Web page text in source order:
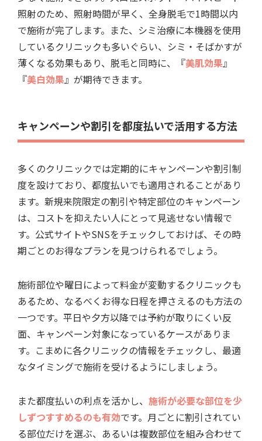
照射のため、照射時間が早く、全身脱毛で1時間以内
で施術が完了します。また、シミ治療に本機器を使用
しているクリニックも多いぐらい、シミ・そばかすが
薄くなる効果もあり、脱毛と同時に、『美肌効果』
『美白効果』が期待できます。
キャンペーンや割引を都度払いで活用する方法
多くのクリニックでは定期的にキャンペーンや割引制
度を設けており、都度払いでも適用されることがあり
ます。新規来院限定の割引や特定部位のキャンペーン
は、コストを抑えたい人にとって見逃せない情報で
す。公式サイトやSNSをチェックしておけば、その時
期ごとのお得なプランを見つけられるでしょう。
施術部位や曜日によって料金が変動するクリニックも
あるため、なるべくお得な日程を押さえるのも方法の
一つです。平日や夕方以降では予約が取りにくい反
面、キャンペーン対象になっているケースがありま
す。こまめに各クリニックの情報をチェックし、最適
なタイミングで施術を受けるようにしましょう。
また都度払いの利点を活かし、 施術が必要な部位を少
しずつすすめるのも有効です。月ごとに割引されてい
る部位だけを選ぶ、あるいは複数部位を組み合わせて